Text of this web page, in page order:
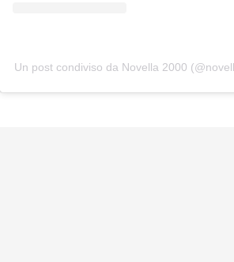
Un post condiviso da Novella 2000